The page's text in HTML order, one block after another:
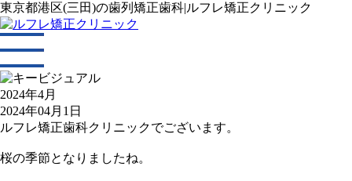
東京都港区(三田)の歯列矯正歯科|ルフレ矯正クリニック
2024年4月
2024年04月1日
ルフレ矯正歯科クリニックでございます。
桜の季節となりましたね。